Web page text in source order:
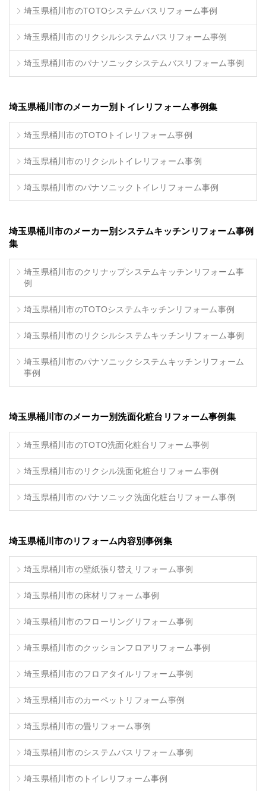
埼玉県桶川市のTOTOシステムバスリフォーム事例
埼玉県桶川市のリクシルシステムバスリフォーム事例
埼玉県桶川市のパナソニックシステムバスリフォーム事例
埼玉県桶川市のメーカー別トイレリフォーム事例集
埼玉県桶川市のTOTOトイレリフォーム事例
埼玉県桶川市のリクシルトイレリフォーム事例
埼玉県桶川市のパナソニックトイレリフォーム事例
埼玉県桶川市のメーカー別システムキッチンリフォーム事例
集
埼玉県桶川市のクリナップシステムキッチンリフォーム事
例
埼玉県桶川市のTOTOシステムキッチンリフォーム事例
埼玉県桶川市のリクシルシステムキッチンリフォーム事例
埼玉県桶川市のパナソニックシステムキッチンリフォーム
事例
埼玉県桶川市のメーカー別洗面化粧台リフォーム事例集
埼玉県桶川市のTOTO洗面化粧台リフォーム事例
埼玉県桶川市のリクシル洗面化粧台リフォーム事例
埼玉県桶川市のパナソニック洗面化粧台リフォーム事例
埼玉県桶川市のリフォーム内容別事例集
埼玉県桶川市の壁紙張り替えリフォーム事例
埼玉県桶川市の床材リフォーム事例
埼玉県桶川市のフローリングリフォーム事例
埼玉県桶川市のクッションフロアリフォーム事例
埼玉県桶川市のフロアタイルリフォーム事例
埼玉県桶川市のカーペットリフォーム事例
埼玉県桶川市の畳リフォーム事例
埼玉県桶川市のシステムバスリフォーム事例
埼玉県桶川市のトイレリフォーム事例